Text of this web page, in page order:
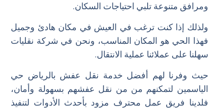
ومرافق متنوعة تلبي احتياجات السكان.
ولذلك إذا كنت ترغب في العيش في مكان هادئ وجميل
فهذا الحي هو المكان المناسب، ونحن في شركة نقليات
سهلنا على عملائنا عملية الانتقال.
حيث وفرنا لهم أفضل خدمة نقل عفش بالرياض حي
الياسمين لتمكنهم من من نقل عفشهم بسهولة وأمان،
فلدينا فريق عمل محترف مزود بأحدث الأدوات لتنفيذ